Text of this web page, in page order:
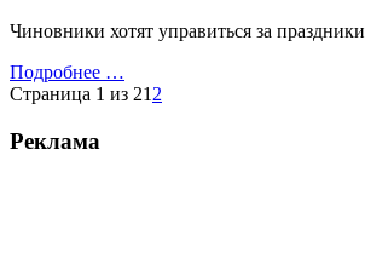
Чиновники хотят управиться за праздники
Подробнее …
Страница 1 из 21 2
Реклама